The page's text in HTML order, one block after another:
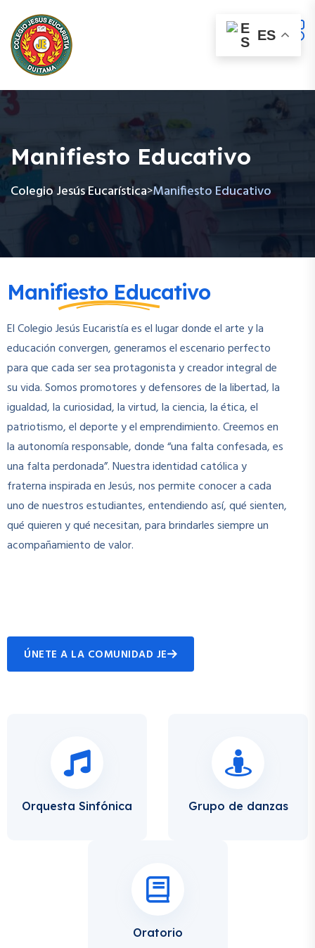
Manifiesto Educativo
Colegio Jesús Eucarística>Manifiesto Educativo
Manifiesto Educativo
El Colegio Jesús Eucaristía es el lugar donde el arte y la
educación convergen, generamos el escenario perfecto
para que cada ser sea protagonista y creador integral de
su vida. Somos promotores y defensores de la libertad, la
igualdad, la curiosidad, la virtud, la ciencia, la ética, el
patriotismo, el deporte y el emprendimiento. Creemos en
la autonomía responsable, donde “una falta confesada, es
una falta perdonada”. Nuestra identidad católica y
fraterna inspirada en Jesús, nos permite conocer a cada
uno de nuestros estudiantes, entendiendo así, qué sienten,
qué quieren y qué necesitan, para brindarles siempre un
acompañamiento de valor.
ÚNETE A LA COMUNIDAD JE
Orquesta Sinfónica Grupo de danzas
Oratorio
ES